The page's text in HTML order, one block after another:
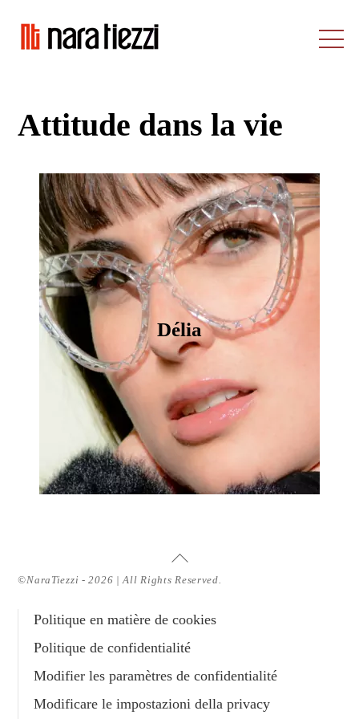
contenu
Attitude dans la vie
Délia
Haut
de
©NaraTiezzi - 2026 | All Rights Reserved.
Politique en matière de cookies
Politique de confidentialité
Modifier les paramètres de confidentialité
Modificare le impostazioni della privacy